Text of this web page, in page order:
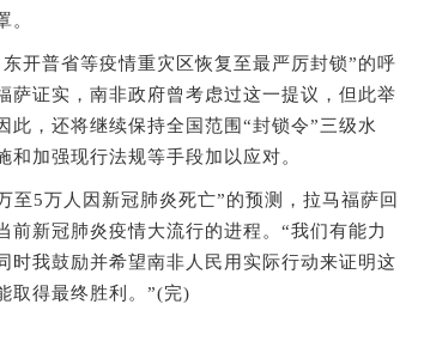
。
普省等疫情重灾区恢复至最严厉封锁”的呼
萨证实，南非政府曾考虑过这一提议，但此举
此，还将继续保持全国范围“封锁令”三级水
加强现行法规等手段加以应对。
5万人因新冠肺炎死亡”的预测，拉马福萨回
前新冠肺炎疫情大流行的进程。“我们有能力
时我鼓励并希望南非人民用实际行动来证明这
取得最终胜利。”(完)